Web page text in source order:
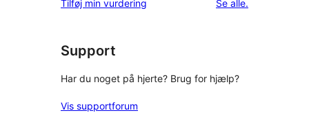
Tilføj min vurdering Se alle.
Support
Har du noget på hjerte? Brug for hjælp?
Vis supportforum